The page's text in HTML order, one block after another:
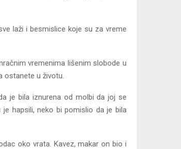
laži i besmislice koje su za vreme
vremenima lišenim slobode u
ostanete u životu.
je bila iznurena od molbi da joj se
hapsili, neko bi pomislio da je bila
oko vrata. Kavez, makar on bio i